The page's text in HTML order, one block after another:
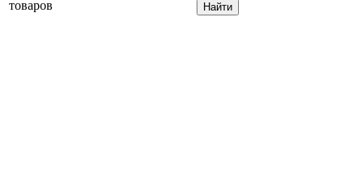
товаров
Найти